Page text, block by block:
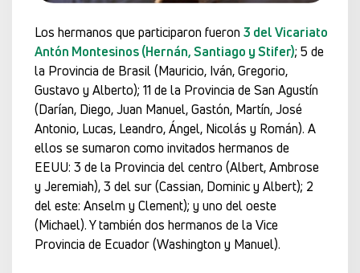
Los hermanos que participaron fueron 3 del Vicariato
Antón Montesinos (Hernán, Santiago y Stifer); 5 de
la Provincia de Brasil (Mauricio, Iván, Gregorio,
Gustavo y Alberto); 11 de la Provincia de San Agustín
(Darían, Diego, Juan Manuel, Gastón, Martín, José
Antonio, Lucas, Leandro, Ángel, Nicolás y Román). A
ellos se sumaron como invitados hermanos de
EEUU: 3 de la Provincia del centro (Albert, Ambrose
y Jeremiah), 3 del sur (Cassian, Dominic y Albert); 2
del este: Anselm y Clement); y uno del oeste
(Michael). Y también dos hermanos de la Vice
Provincia de Ecuador (Washington y Manuel).